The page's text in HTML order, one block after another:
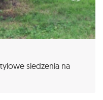
siedzenia na